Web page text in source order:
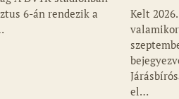
6-án rendezik a
Kelt
el…